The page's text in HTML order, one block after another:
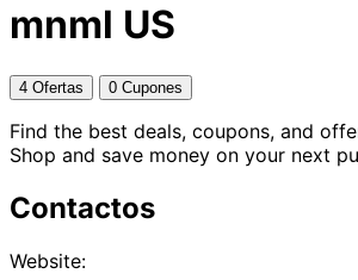
mnml US
4 Ofertas 0 Cupones
Find the best deals, coupons, and
Shop and save money on your next
Contactos
Website: